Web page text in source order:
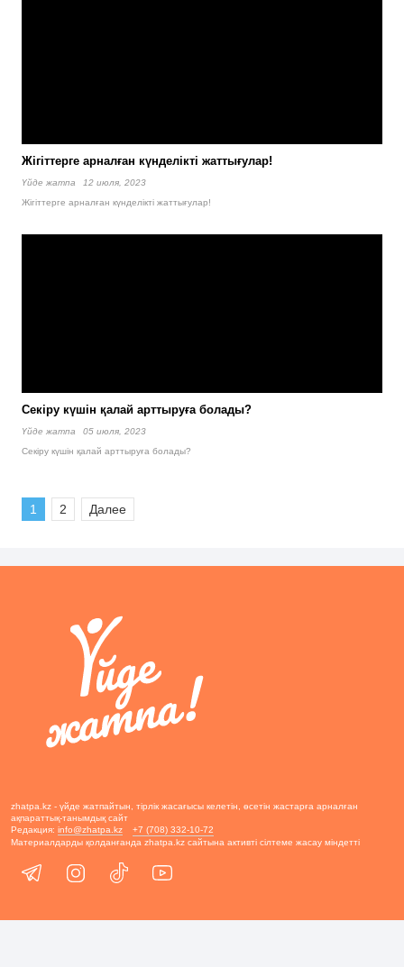
Жігіттерге арналған күнделікті жаттығулар!
Үйде жатпа
12 июля, 2023
Жігіттерге арналған күнделікті жаттығулар!
Секіру күшін қалай арттыруға болады?
Үйде жатпа
05 июля, 2023
Секіру күшін қалай арттыруға болады?
1 2 Далее
zhatpa.kz - үйде жатпайтын, тірлік жасағысы келетін, өсетін жастарға арналған
ақпараттық-танымдық сайт
Редакция: info@zhatpa.kz
+7 (708) 332-10-72
Материалдарды қолданғанда zhatpa.kz сайтына активті сілтеме жасау міндетті